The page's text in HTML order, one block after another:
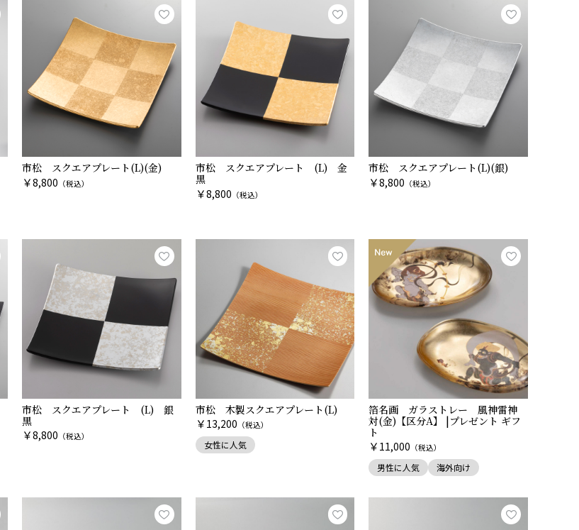
市松 スクエアプレート(L)(金)
￥8,800 （税込）
市松 スクエアプレート (L) 金
黒
￥8,800 （税込）
市松 スクエアプレート(L)(銀)
￥8,800 （税込）
市松 スクエアプレート (L) 銀
黒
￥8,800 （税込）
市松 木製スクエアプレート(L)
￥ 13,200 （税込）
女性に人気
箔名画 ガラストレー 風神雷神
対(金)【区分A】 |プレゼント ギフ
ト
￥ 11,000 （税込）
男性に人気 海外向け